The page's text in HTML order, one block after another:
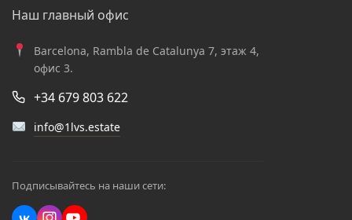
Наш главный офис
Barcelona, Rambla de Catalunya 7, этаж 4,
офис 3.
+34 679 803 622
info@1lvs.estate
Подписывайтесь на наши сети: